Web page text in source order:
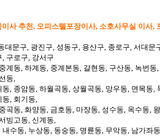
사 추천, 오피스텔포장이사, 소호사무실 이사,
문구, 광진구, 성동구, 용산구, 종로구, 서대문
구로구, 강서구
계동, 하계동, 중계본동, 갈현동, 구산동, 녹번
동,
, 종암동, 하월곡동, 상월곡동, 망우동, 면목동,
동, 회기동,
곡동, 화양동, 금호동, 마장동, 성수동, 옥수동,
빙고동, 신계동,
수동, 누상동, 동숭동, 명륜동, 무악동, 남가좌